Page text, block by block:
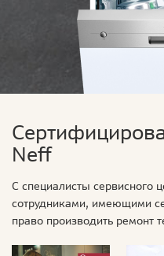
Neff
С специалисты сервисного
сотрудниками, имеющими
право производить ремонт